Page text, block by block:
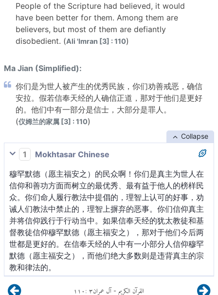
People of the Scripture had believed, it would
have been better for them. Among them are
believers, but most of them are defiantly
disobedient. (Ali 'Imran [3] : 110)
Ma Jian (Simplified):
你们是为世人被产生的优秀民族，你们劝善戒恶，确信
安拉。假若信奉天经的人确信正道，那对于他们是更好
的。他们中有一部分是信士，大部分是罪人。
(仪姆兰的家属 [3] : 110)
Collapse
1
Mokhtasar Chinese
穆罕默德（愿主福安之）的民众啊！你们是真主为世人在
信仰和善功方面而树立的最优秀、最有益于他人的榜样民
众。你们命人履行教法中提倡的，理智上认可的好事，劝
诫人们教法中禁止的，理智上摒弃的恶事。你们信仰真主
并将信仰践行于行动当中。如果信奉天经的犹太教徒和基
督教徒信仰穆罕默德（愿主福安之），那对于他们今后两
世都是更好的。在信奉天经的人中有一小部分人信仰穆罕
默德（愿主福安之），而他们绝大多数则是违背真主的宗
教和律法的。
القرآن الكريم - آل عمران٣:١١٠